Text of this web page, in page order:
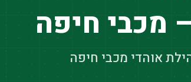
מכבי חיפה
אוהדי מכבי חיפה